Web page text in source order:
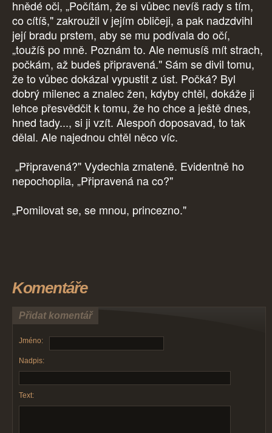
hnědé oči, „Počítám, že si vůbec nevíš rady s tím,
co cítíš," zakroužil v jejím obličeji, a pak nadzdvihl
její bradu prstem, aby se mu podívala do očí,
„toužíš po mně. Poznám to. Ale nemusíš mít strach,
počkám, až budeš připravená." Sám se divil tomu,
že to vůbec dokázal vypustit z úst. Počká? Byl
dobrý milenec a znalec žen, kdyby chtěl, dokáže ji
lehce přesvědčit k tomu, že ho chce a ještě dnes,
hned tady..., si ji vzít. Alespoň doposavad, to tak
dělal. Ale najednou chtěl něco víc.
„Připravená?" Vydechla zmateně. Evidentně ho
nepochopila, „Připravená na co?"
„Pomilovat se, se mnou, princezno."
Komentáře
Přidat komentář
Jméno:
Nadpis:
Text: